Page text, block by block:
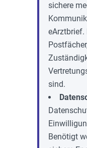
sichere
eArztbrief.
sind.
Benötigt